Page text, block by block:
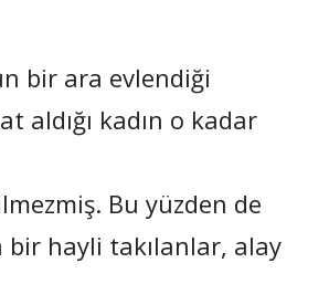
bir ara evlendiği
aldığı kadın o kadar
Bu yüzden de
bir hayli takılanlar, alay